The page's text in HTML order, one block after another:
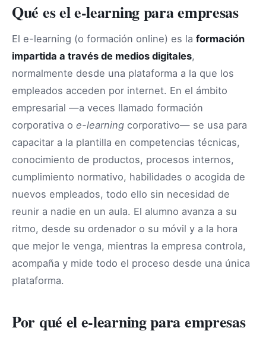
Qué es el e-learning para empresas
El e-learning (o formación online) es la formación
impartida a través de medios digitales,
normalmente desde una plataforma a la que los
empleados acceden por internet. En el ámbito
empresarial —a veces llamado formación
corporativa o e-learning corporativo— se usa para
capacitar a la plantilla en competencias técnicas,
conocimiento de productos, procesos internos,
cumplimiento normativo, habilidades o acogida de
nuevos empleados, todo ello sin necesidad de
reunir a nadie en un aula. El alumno avanza a su
ritmo, desde su ordenador o su móvil y a la hora
que mejor le venga, mientras la empresa controla,
acompaña y mide todo el proceso desde una única
plataforma.
Por qué el e-learning para empresas